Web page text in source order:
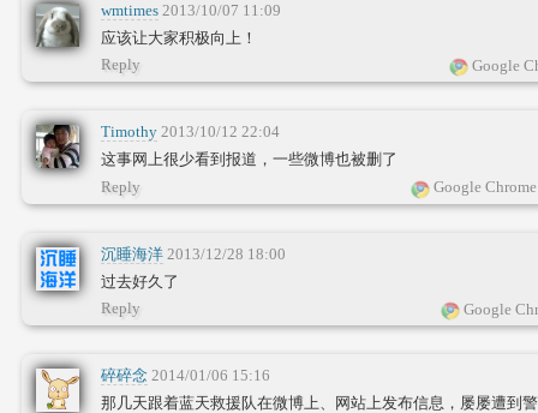
wmtimes 2013/10/07 11:09
应该让大家积极向上！
Google
Reply
Timothy 2013/10/12 22:04
这事网上很少看到报道，一些微博也被删了
Google
Reply
沉睡海洋 2013/12/28 18:00
过去好久了
Google
Reply
碎碎念 2014/01/06 15:16
那几天跟着蓝天救援队在微博上、网站上发布信息，屡屡遭到